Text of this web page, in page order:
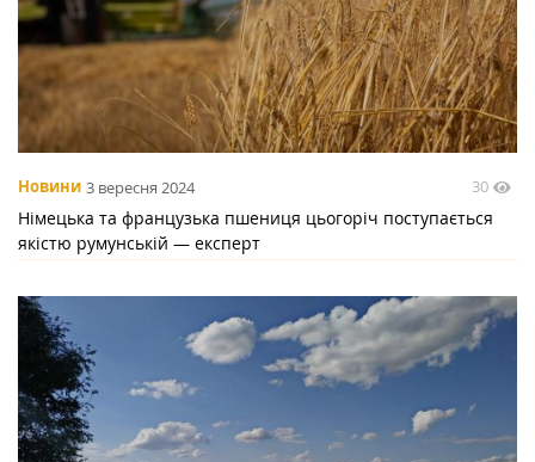
Новини 3 вересня 2024 30
Німецька та французька пшениця цьогоріч поступається
якістю румунській — експерт